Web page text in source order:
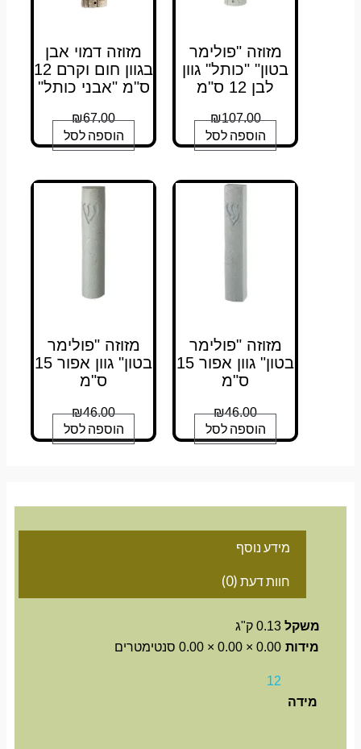
מזוזה "פולימר
בטון" "כותל" גוון
לבן 12 ס"מ
₪107.00
הוספה לסל
מזוזה דמוי אבן
בגוון חום וקרם 12
ס"מ "אבני כותל"
₪67.00
הוספה לסל
מזוזה "פולימר
בטון" גוון אפור 15
ס"מ
₪46.00
הוספה לסל
מזוזה "פולימר
בטון" גוון אפור 15
ס"מ
₪46.00
הוספה לסל
מידע נוסף
חוות דעת (0)
משקל 0.13 ק"ג
מידות 0.00 × 0.00 × 0.00 סנטימטרים
מידה